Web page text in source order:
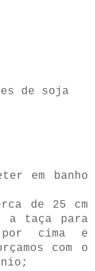
de soja
em banho
de 25 cm
a taça para
cima e
com o